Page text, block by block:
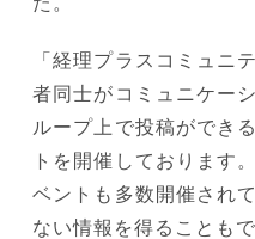
「経理プラスコミュニ
者同士がコミュニケー
ループ上で投稿ができ
トを開催しております
ベントも多数開催され
ない情報を得ることもで